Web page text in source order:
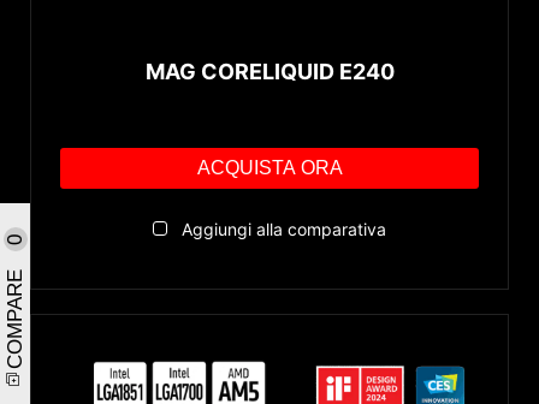
COMPARE
0
MAG CORELIQUID E240
ACQUISTA ORA
Aggiungi alla comparativa